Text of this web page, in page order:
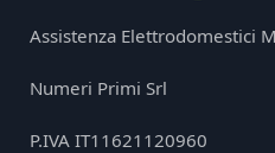
Assistenza Elettrodomestici
Numeri Primi Srl
P.IVA IT11621120960